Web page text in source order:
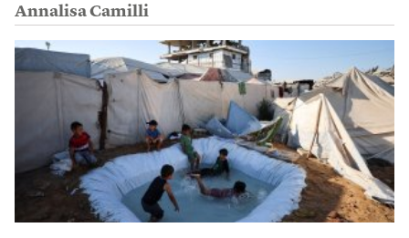
Annalisa Camilli